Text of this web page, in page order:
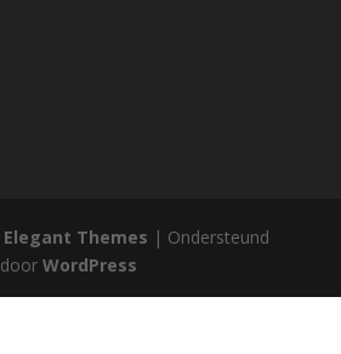
Elegant Themes | Ondersteund
doorWordPress